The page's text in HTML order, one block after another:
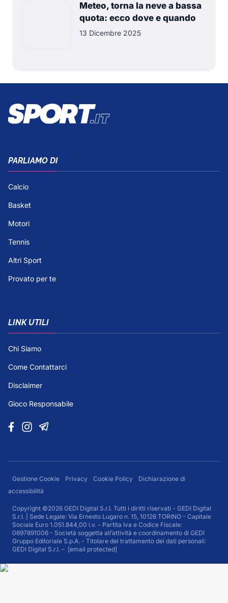
Meteo, torna la neve a bassa
quota: ecco dove e quando
13 Dicembre 2025
PARLIAMO DI
Calcio
Basket
Motori
Tennis
Altri Sport
Provato per te
LINK UTILI
Chi Siamo
Come Contattarci
Disclaimer
Gioco Responsabile
Gestione Cookie Privacy Cookie Policy
Dichiarazione di
accessibilità
Copyright ©2026 GEDI Digital S.r.l. Tutti i diritti riservati - GEDI Digital
S.r.l. | Sede Legale: Via Ernesto Lugaro n. 15, 10126 TORINO - Capitale
Sociale Euro 1.051.844,00 i.v. - Partita Iva e Codice Fiscale:
0697891006 - Società soggetta all’attività e coordinamento di GEDI
Gruppo Editoriale S.p.A. - Titolare del trattamento dei dati personali:
GEDI Digital S.r.l. – [email protected]